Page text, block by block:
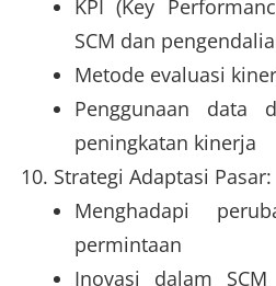
KPI (Key
SCM dan
Metode evaluasi
Penggunaan data
peningkatan kinerja
Strategi Adaptasi Pasar:
Menghadapi
permintaan
Inovasi dalam